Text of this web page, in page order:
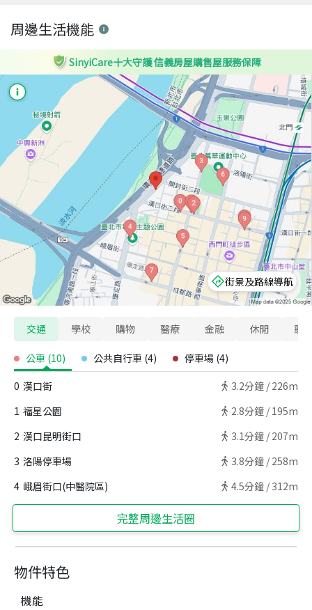
物件特色
機能
周邊生活機能
SinyiCare十大守護 信義房屋購售屋服務保障
街景及路線導航
交通 學校 購物 醫療 金融 休閒 寵
公車 (10) 公共自行車 (4) 停車場 (4)
0 漢口街 3.2分鐘 / 226m
1 福星公園 2.8分鐘 / 195m
2 漢口昆明街口 3.1分鐘 / 207m
3 洛陽停車場 3.8分鐘 / 258m
4 峨眉街口(中醫院區) 4.5分鐘 / 312m
完整周邊生活圈